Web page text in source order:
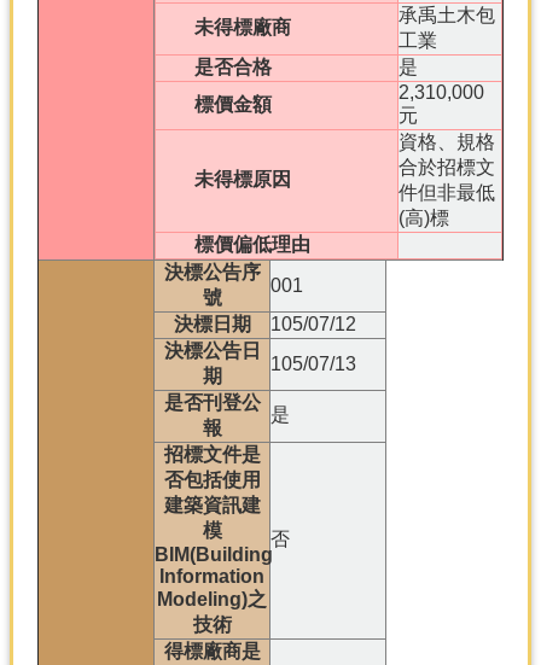
未得標廠商
承禹土木包
工業
是否合格
是
標價金額
2,310,000
元
未得標原因
資格、規格
合於招標文
件但非最低
(高)標
標價偏低理由
決標公告序
號
001
決標日期
105/07/12
決標公告日
期
105/07/13
是否刊登公
報
是
招標文件是
否包括使用
建築資訊建
模
BIM(Building
Information
Modeling)之
技術
否
得標廠商是